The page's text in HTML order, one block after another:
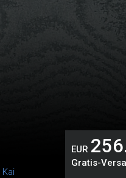
Kai
EUR
Gratis-